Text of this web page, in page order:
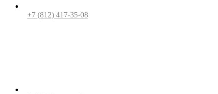
+7 (812) 417-35-08